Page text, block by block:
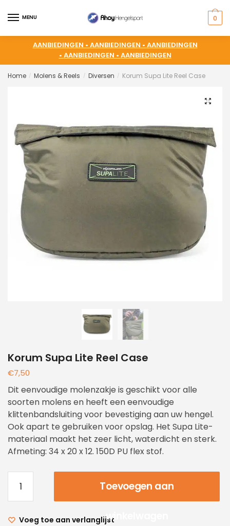
MENU 0
AANBIEDINGEN • AANBIEDINGEN • AANBIEDINGEN
• AANBIEDINGEN • AANBIEDINGEN
Home / Molens & Reels / Diversen / Korum Supa Lite Reel Case
🔍
Korum Supa Lite Reel Case
€7,50
Dit eenvoudige molenzakje is geschikt voor alle
soorten molens en heeft een eenvoudige
klittenbandsluiting voor bevestiging aan uw hengel.
Ook apart te gebruiken voor opslag. Het Supa Lite-
materiaal maakt het zeer licht, waterdicht en sterk.
Afmeting: 34 x 20 x 12. 150D PU flex stof.
Toevoegen aan
winkelwagen
Voeg toe aan verlanglijst